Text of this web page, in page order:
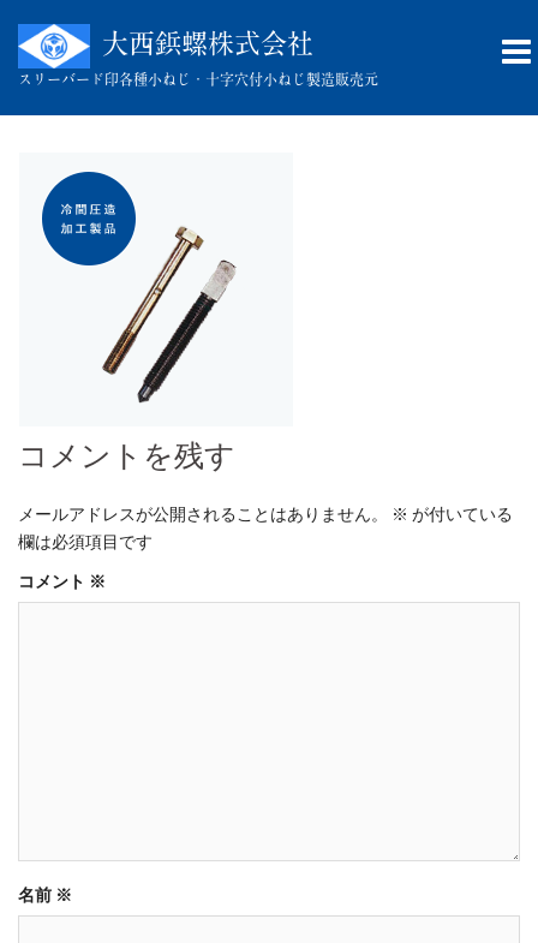
ツ
大西鋲螺株式会社
スリーバード印各種小ねじ・十字穴付小ねじ製造販売元
コメントを残す
メールアドレスが公開されることはありません。 ※ が付いている
欄は必須項目です
コメント ※
名前 ※